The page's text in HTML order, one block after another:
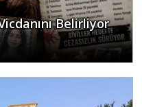
Belirliyor